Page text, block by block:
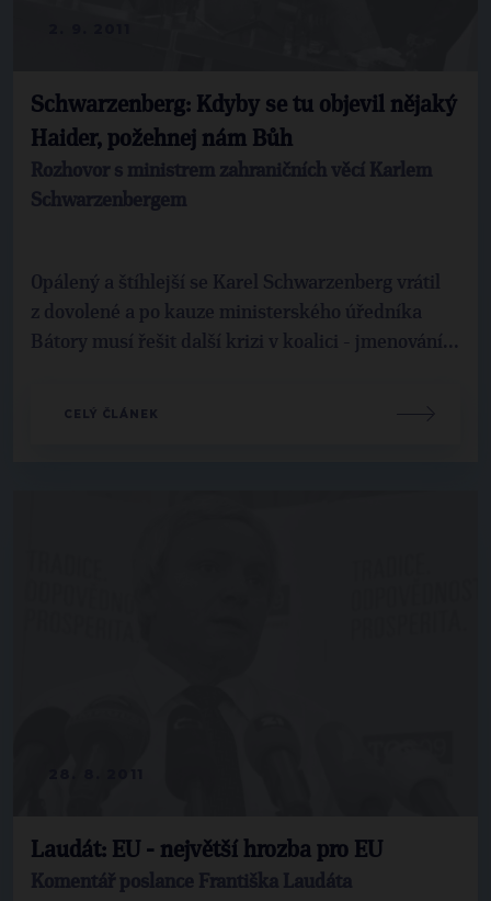
Schwarzenberg: Kdyby se tu objevil nějaký
Haider, požehnej nám Bůh
Rozhovor s ministrem zahraničních věcí Karlem
Schwarzenbergem
Opálený a štíhlejší se Karel Schwarzenberg vrátil
z dovolené a po kauze ministerského úředníka
Bátory musí řešit další krizi v koalici - jmenování...
CELÝ ČLÁNEK
Laudát: EU - největší hrozba pro EU
Komentář poslance Františka Laudáta